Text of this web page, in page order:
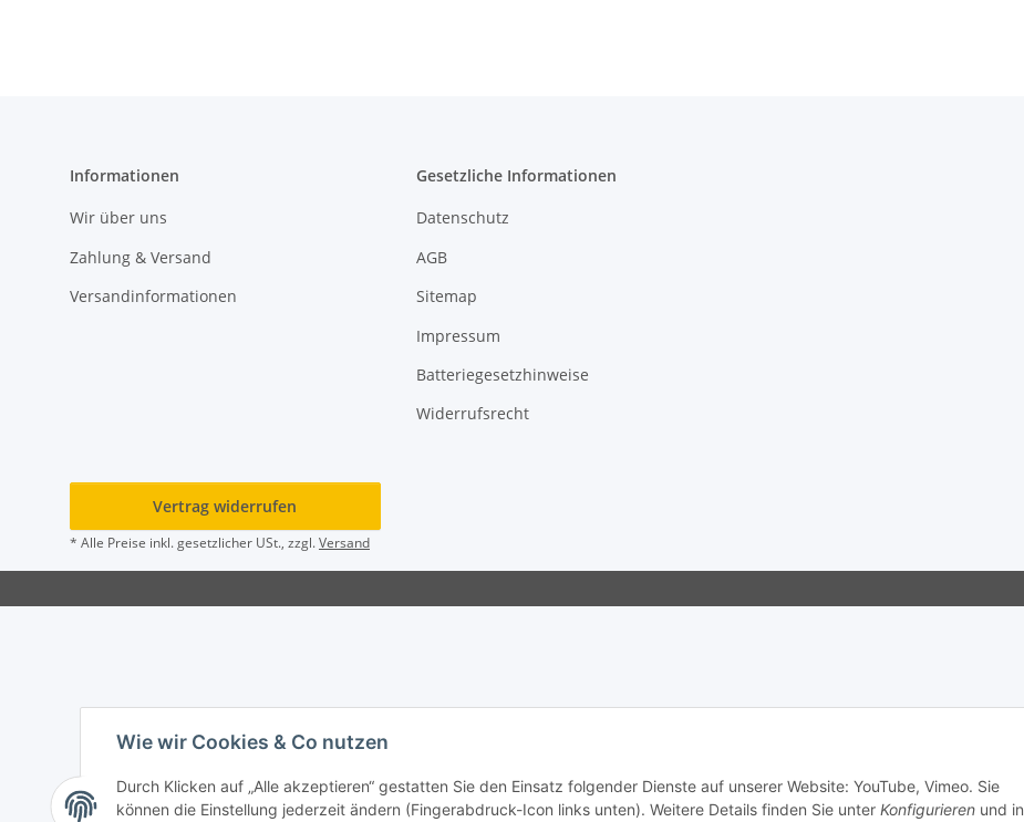
Wie wir Cookies & Co nutzen
Durch Klicken auf „Alle akzeptieren“ gestatten Sie den Einsatz folgender Dienste auf unserer Website: YouTube, Vimeo. Sie
können die Einstellung jederzeit ändern (Fingerabdruck-Icon links unten). Weitere Details finden Sie unter Konfigurieren und in
Informationen
Wir über uns
Zahlung & Versand
Versandinformationen
Gesetzliche Informationen
Datenschutz
AGB
Sitemap
Impressum
Batteriegesetzhinweise
Widerrufsrecht
Vertrag widerrufen
* Alle Preise inkl. gesetzlicher USt., zzgl.Versand